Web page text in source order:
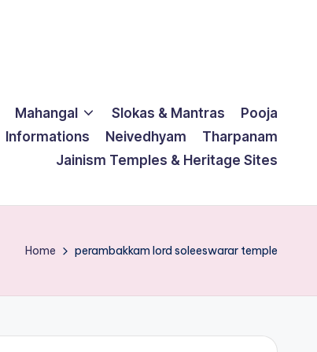
Mahangal Slokas & Mantras
Pooja
Informations Neivedhyam
Tharpanam
Jainism Temples & Heritage Sites
Home perambakkam lord soleeswarar temple